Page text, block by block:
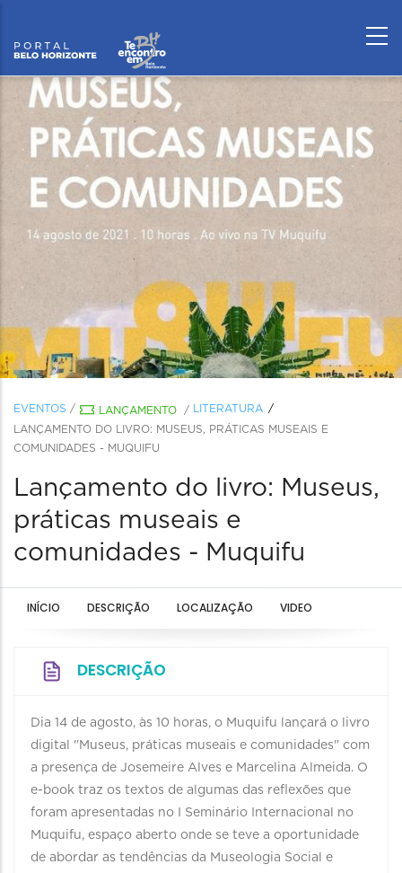
EVENTOS / LANÇAMENTO /
LITERATURA
LANÇAMENTO DO LIVRO: MUSEUS, PRÁTICAS MUSEAIS E
COMUNIDADES - MUQUIFU
Lançamento do livro: Museus,
práticas museais e
comunidades - Muquifu
INÍCIO DESCRIÇÃO LOCALIZAÇÃO VIDEO
DESCRIÇÃO
Dia 14 de agosto, às 10 horas, o Muquifu lançará o livro
digital "Museus, práticas museais e comunidades" com
a presença de Josemeire Alves e Marcelina Almeida. O
e-book traz os textos de algumas das reflexões que
foram apresentadas no I Seminário Internacional no
Muquifu, espaço aberto onde se teve a oportunidade
de abordar as tendências da Museologia Social e